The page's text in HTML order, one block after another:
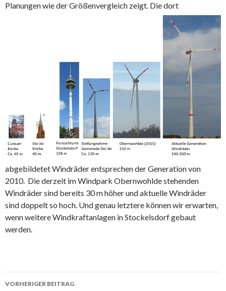
Planungen wie der Größenvergleich zeigt. Die dort
abgebildetet Windräder entsprechen der Generation von
2010. Die derzeit im Windpark Obernwohlde stehenden
Windräder sind bereits 30 m höher und aktuelle Windräder
sind doppelt so hoch. Und genau letztere können wir erwarten,
wenn weitere Windkraftanlagen in Stockelsdorf gebaut
werden.
Beitragsnavigation
VORHERIGER BEITRAG